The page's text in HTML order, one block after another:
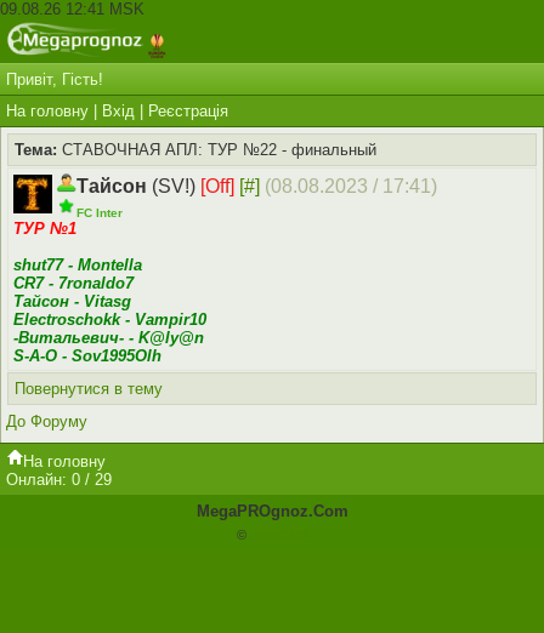
09.08.26 12:41 MSK
Привіт, Гість!
На головну
Вхід Реєстрація
Тема: СТАВОЧНАЯ АПЛ: ТУР №22 - финальный
Тайсон (SV!) [Off] [#] (08.08.2023 / 17:41)
FC Inter
ТУР №1
shut77 - Montella
CR7 - 7ronaldo7
Тайсон - Vitasg
Electroschokk - Vampir10
-Витальевич- - K@ly@n
S-A-O - Sov1995Olh
Повернутися в тему
До Форуму
На головну
Онлайн: 0 / 29
MegaPROgnoz.Com
©